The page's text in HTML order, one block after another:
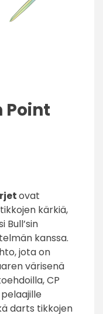
Point
ovat
kärkiä,
kanssa.
jota on
värisenä
CP
darts tikkojen